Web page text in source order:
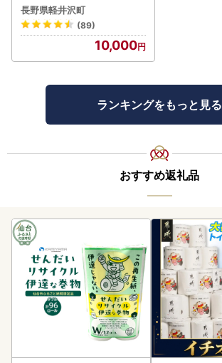
るなびトラベルポイント
長野県軽井沢町
(89)
10,000
ランキングをもっと見る
おすすめ返礼品